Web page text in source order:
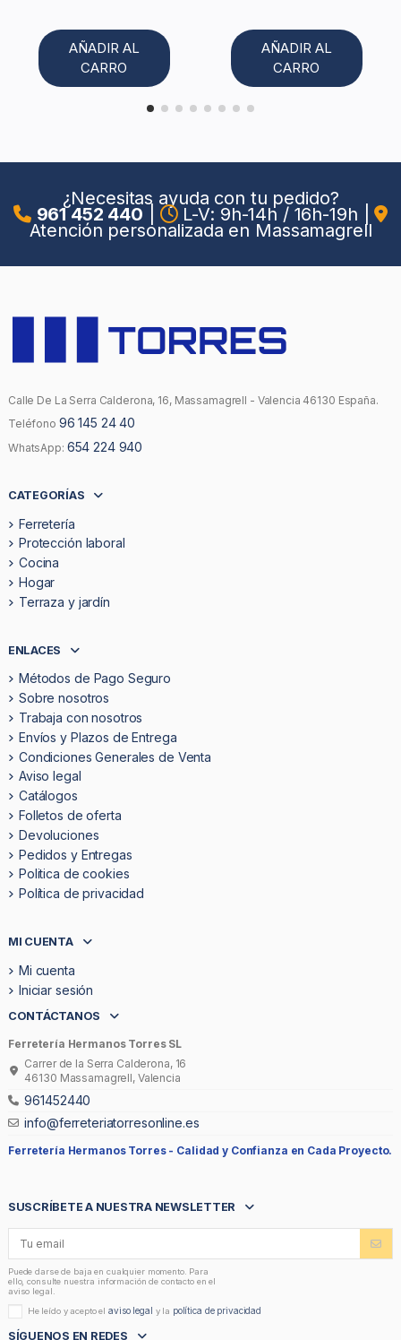
AÑADIR AL
CARRO
AÑADIR AL
CARRO
¿Necesitas ayuda con tu pedido?
961 452 440 L-V: 9h-14h / 16h-19h
Atención personalizada en Massamagrell
Calle De La Serra Calderona, 16, Massamagrell - Valencia 46130 España.
Teléfono 96 145 24 40
WhatsApp: 654 224 940
CATEGORÍAS
Ferretería
Protección laboral
Cocina
Hogar
Terraza y jardín
ENLACES
Métodos de Pago Seguro
Sobre nosotros
Trabaja con nosotros
Envíos y Plazos de Entrega
Condiciones Generales de Venta
Aviso legal
Catálogos
Folletos de oferta
Devoluciones
Pedidos y Entregas
Politica de cookies
Política de privacidad
MI CUENTA
Mi cuenta
Iniciar sesión
CONTÁCTANOS
Ferretería Hermanos Torres SL
Carrer de la Serra Calderona, 16
46130 Massamagrell, Valencia
961452440
info@ferreteriatorresonline.es
Ferretería Hermanos Torres - Calidad y Confianza en Cada Proyecto.
SUSCRÍBETE A NUESTRA NEWSLETTER
Puede darse de baja en cualquier momento. Para
ello, consulte nuestra información de contacto en el
aviso legal.
He leído y acepto elaviso legal y la política de privacidad
SÍGUENOS EN REDES